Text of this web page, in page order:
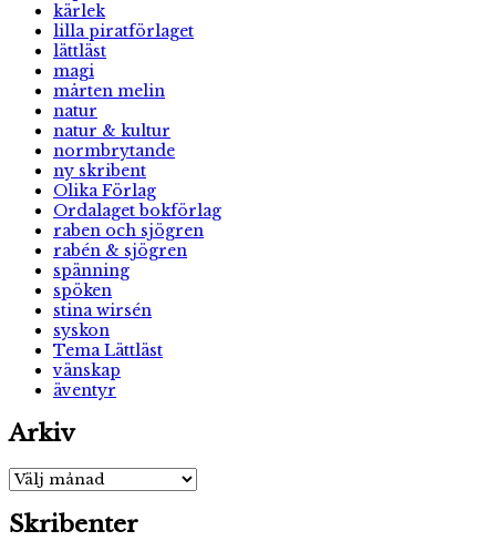
kärlek
lilla piratförlaget
lättläst
magi
mårten melin
natur
natur & kultur
normbrytande
ny skribent
Olika Förlag
Ordalaget bokförlag
raben och sjögren
rabén & sjögren
spänning
spöken
stina wirsén
syskon
Tema Lättläst
vänskap
äventyr
Arkiv
Arkiv
Skribenter